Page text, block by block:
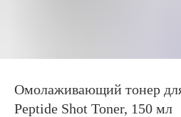
Омолаживающий тонер
Peptide Shot Toner, 150 мл